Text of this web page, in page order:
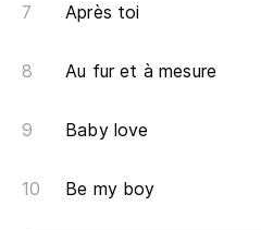
Après toi
Au fur et à mesure
Baby love
Be my boy